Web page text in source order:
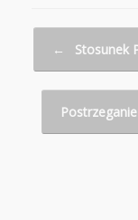
← Stosunek